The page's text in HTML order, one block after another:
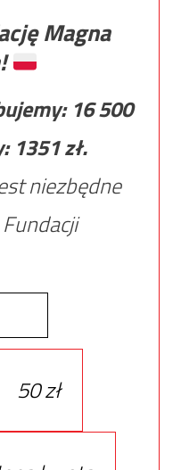
Magna
16 500
1351zł.
niezbędne
50 zł